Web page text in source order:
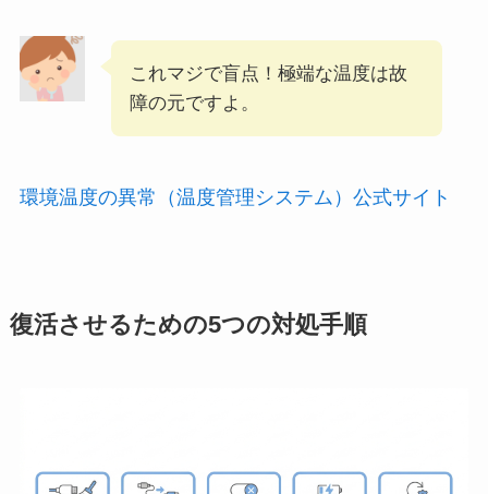
これマジで盲点！極端な温度は故
障の元ですよ。
環境温度の異常（温度管理システム）公式サイト
復活させるための5つの対処手順